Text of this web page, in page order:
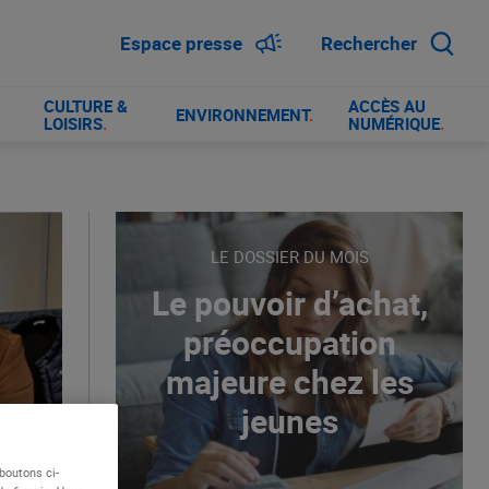
Espace presse Rechercher
CULTURE &
LOISIRS. ENVIRONNEMENT.
ACCÈS AU
NUMÉRIQUE.
LE DOSSIER DU MOIS
Le pouvoir d’achat,
préoccupation
majeure chez les
jeunes
ci-